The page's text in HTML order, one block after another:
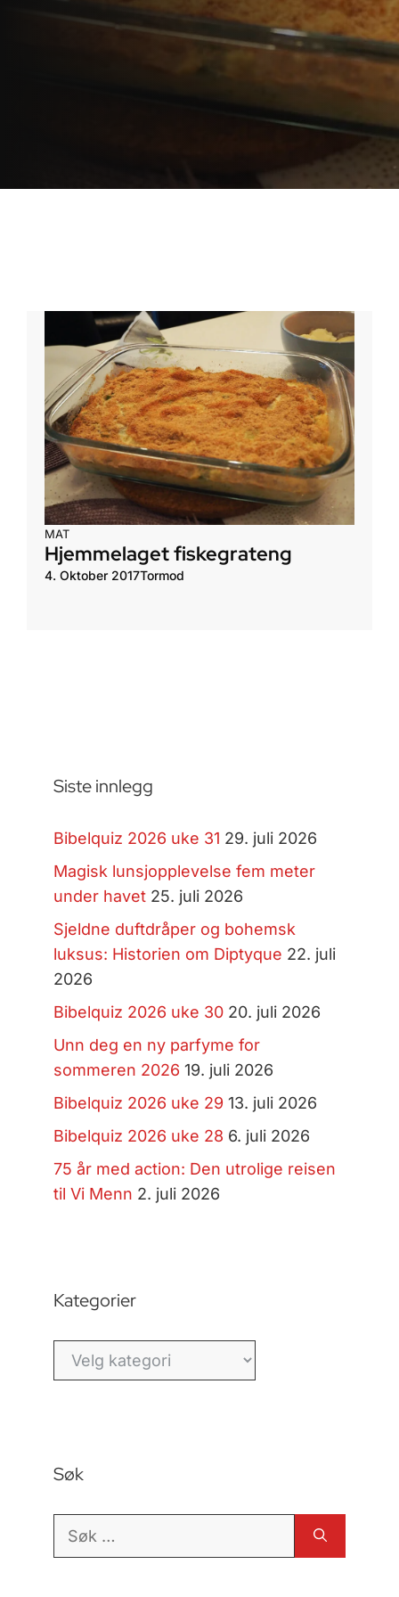
MAT
Hjemmelaget fiskegrateng
4. Oktober 2017Tormod
Siste innlegg
Bibelquiz 2026 uke 31 29. juli 2026
Magisk lunsjopplevelse fem meter
under havet 25. juli 2026
Sjeldne duftdråper og bohemsk
luksus: Historien om Diptyque 22. juli
2026
Bibelquiz 2026 uke 30 20. juli 2026
Unn deg en ny parfyme for
sommeren 2026 19. juli 2026
Bibelquiz 2026 uke 29 13. juli 2026
Bibelquiz 2026 uke 28 6. juli 2026
75 år med action: Den utrolige reisen
til Vi Menn 2. juli 2026
Kategorier
Kategorier
Søk
Søk